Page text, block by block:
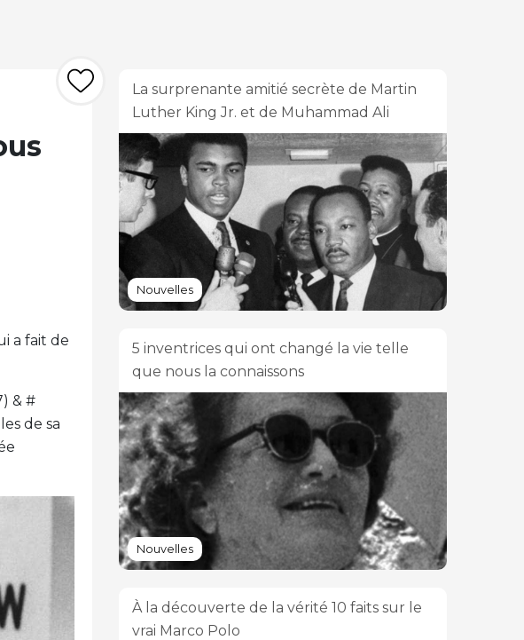
a fait de
& #
de sa
La surprenante amitié secrète de Martin
Luther King Jr. et de Muhammad Ali
Nouvelles
5 inventrices qui ont changé la vie telle
que nous la connaissons
Nouvelles
À la découverte de la vérité 10 faits sur le
vrai Marco Polo